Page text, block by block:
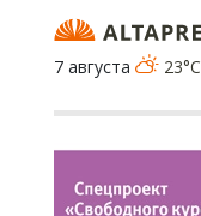
7 августа
23°C